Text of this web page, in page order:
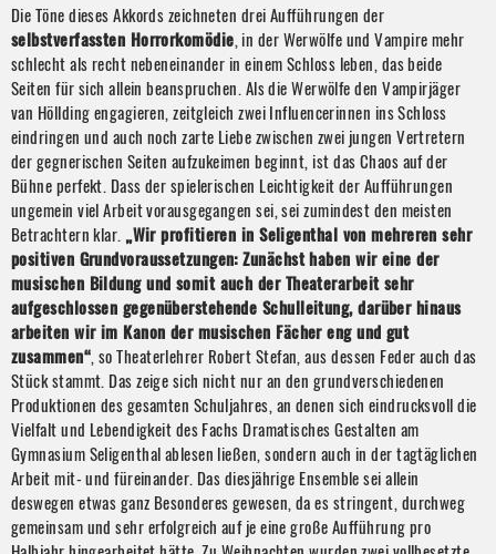
Die Töne dieses Akkords zeichneten drei Aufführungen der
selbstverfassten Horrorkomödie, in der Werwölfe und Vampire mehr
schlecht als recht nebeneinander in einem Schloss leben, das beide
Seiten für sich allein beanspruchen. Als die Werwölfe den Vampirjäger
van Höllding engagieren, zeitgleich zwei Influencerinnen ins Schloss
eindringen und auch noch zarte Liebe zwischen zwei jungen Vertretern
der gegnerischen Seiten aufzukeimen beginnt, ist das Chaos auf der
Bühne perfekt. Dass der spielerischen Leichtigkeit der Aufführungen
ungemein viel Arbeit vorausgegangen sei, sei zumindest den meisten
Betrachtern klar. „Wir profitieren in Seligenthal von mehreren sehr
positiven Grundvoraussetzungen: Zunächst haben wir eine der
musischen Bildung und somit auch der Theaterarbeit sehr
aufgeschlossen gegenüberstehende Schulleitung, darüber hinaus
arbeiten wir im Kanon der musischen Fächer eng und gut
zusammen“, so Theaterlehrer Robert Stefan, aus dessen Feder auch das
Stück stammt. Das zeige sich nicht nur an den grundverschiedenen
Produktionen des gesamten Schuljahres, an denen sich eindrucksvoll die
Vielfalt und Lebendigkeit des Fachs Dramatisches Gestalten am
Gymnasium Seligenthal ablesen ließen, sondern auch in der tagtäglichen
Arbeit mit- und füreinander. Das diesjährige Ensemble sei allein
deswegen etwas ganz Besonderes gewesen, da es stringent, durchweg
gemeinsam und sehr erfolgreich auf je eine große Aufführung pro